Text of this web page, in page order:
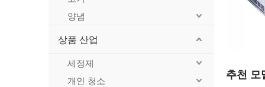
양념
상품 산업
세정제
개인 청소
추천 모